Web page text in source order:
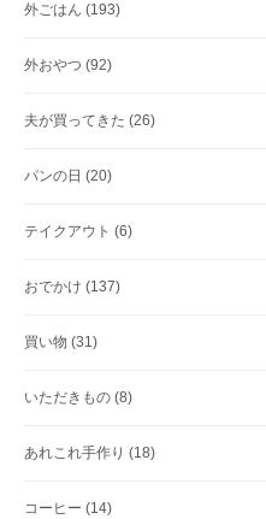
外ごはん (193)
外おやつ (92)
夫が買ってきた (26)
パンの日 (20)
テイクアウト (6)
おでかけ (137)
買い物 (31)
いただきもの (8)
あれこれ手作り (18)
コーヒー (14)